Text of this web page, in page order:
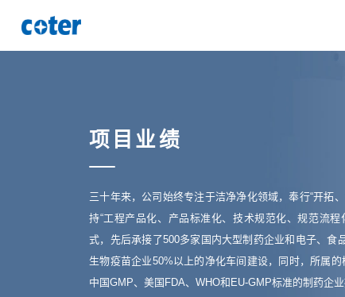
项目业绩
三十年来，公司始终专注于洁净净化领域，奉行“开拓
持“工程产品化、产品标准化、技术规范化、规范流
式，先后承接了500多家国内大型制药企业和电子、食
生物疫苗企业50%以上的净化车间建设，同时，所属
中国GMP、美国FDA、WHO和EU-GMP标准的制药企